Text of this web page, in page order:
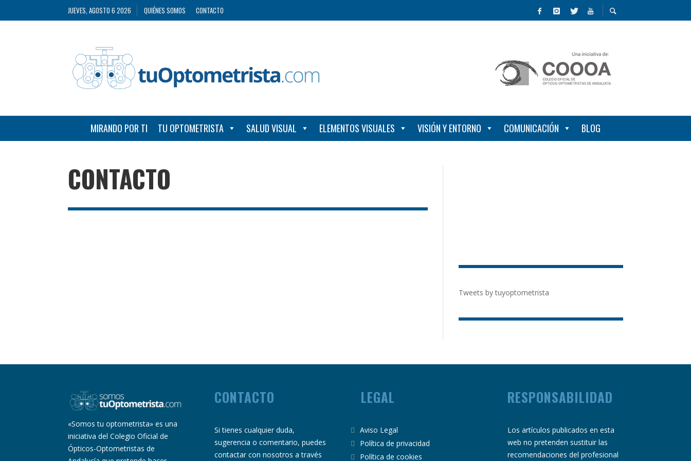
JUEVES, AGOSTO 6 2026 QUIÉNES SOMOS CONTACTO
MIRANDO POR TI TU OPTOMETRISTA SALUD VISUAL ELEMENTOS VISUALES VISIÓN Y ENTORNO COMUNICACIÓN BLOG
CONTACTO
Tweets by tuyoptometrista
«Somos tu optometrista» es una
iniciativa del Colegio Oficial de
Ópticos-Optometristas de
CONTACTO
Si tienes cualquier duda,
sugerencia o comentario, puedes
contactar con nosotros a través
LEGAL
Aviso Legal
Política de privacidad
Política de cookies
RESPONSABILIDAD
Los artículos publicados en esta
web no pretenden sustituir las
recomendaciones del profesional